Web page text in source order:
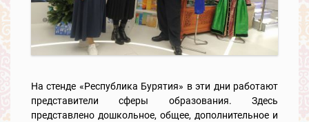
На стенде «Республика Бурятия» в эти дни работают
представители сферы образования. Здесь
представлено дошкольное, общее, дополнительное и